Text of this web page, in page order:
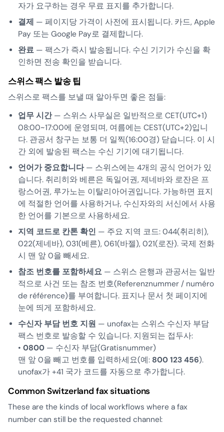
자가 요구하는 경우 무료 표지를 추가합니다.
결제 — 페이지당 가격이 사전에 표시됩니다. 카드, Apple
Pay 또는 Google Pay로 결제합니다.
완료 — 팩스가 즉시 발송됩니다. 수신 기기가 수신을 확
인하면 전송 확인을 받습니다.
스위스 팩스 발송 팁
스위스로 팩스를 보낼 때 알아두면 좋은 점들:
업무 시간— 스위스 사무실은 일반적으로 CET(UTC+1)
08:00~17:00에 운영되며, 여름에는 CEST(UTC+2)입니
다. 관공서 창구는 보통 더 일찍(16:00경) 닫습니다. 이 시
간 외에 발송된 팩스는 수신 기기에 대기됩니다.
언어가 중요합니다— 스위스에는 4개의 공식 언어가 있
습니다. 취리히와 베른은 독일어권, 제네바와 로잔은 프
랑스어권, 루가노는 이탈리아어권입니다. 가능하면 표지
에 적절한 언어를 사용하거나, 수신자와의 서신에서 사용
한 언어를 기본으로 사용하세요.
지역 코드로 칸톤 확인 — 주요 지역 코드: 044(취리히),
022(제네바), 031(베른), 061(바젤), 021(로잔). 국제 전화
시 맨 앞 0을 빼세요.
참조 번호를 포함하세요 — 스위스 은행과 관공서는 일반
적으로 사건 또는 참조 번호(Referenznummer / numéro
de référence)를 부여합니다. 표지나 문서 첫 페이지에
눈에 띄게 포함하세요.
수신자 부담 번호 지원 — unofax는 스위스 수신자 부담
팩스 번호로 발송할 수 있습니다. 지원되는 접두사:
• 0800 — 수신자 부담(Gratisnummer)
맨 앞 0을 빼고 번호를 입력하세요(예: 800 123 456).
unofax가 +41 국가 코드를 자동으로 추가합니다.
Common Switzerland fax situations
These are the kinds of local workflows where a fax
number can still be the requested channel: